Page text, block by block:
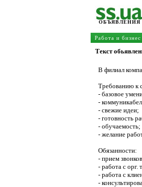
ОБЪЯВЛЕНИЯ
Работа и бизнес
Текст
В филиал
Требованию к
- базовое
-
- свежие идеи;
- готовность
- обучаемость;
- желание
Обязанности:
- прием
- работа с орг.
- работа с
-